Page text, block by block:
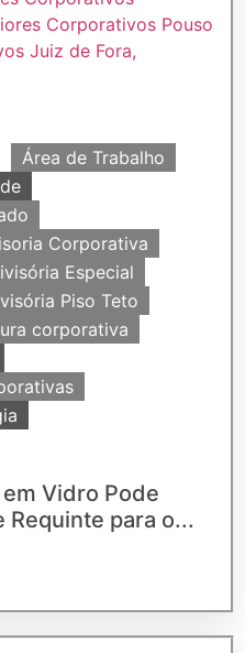
Área de Trabalho
Corporativa
Especial
Piso Teto
corporativa
Vidro Pode
Requinte para o...